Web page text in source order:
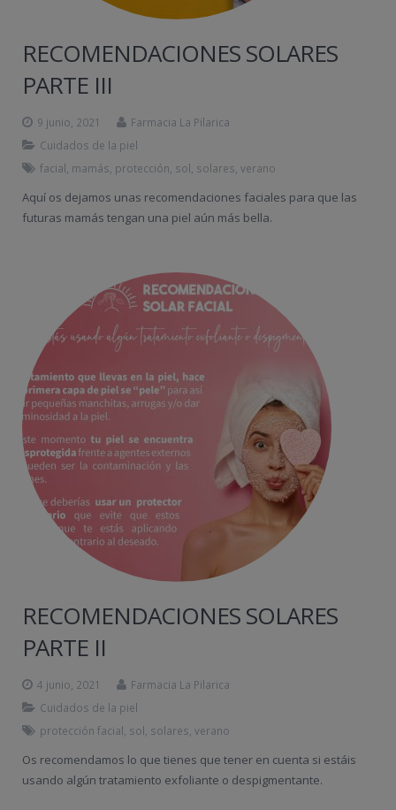
RECOMENDACIONES SOLARES
PARTE III
9 junio, 2021
Farmacia La Pilarica
Cuidados de la piel
facial mamás protección sol solares verano
Aquí os dejamos unas recomendaciones faciales para que las
futuras mamás tengan una piel aún más bella.
RECOMENDACIONES SOLARES
PARTE II
4 junio, 2021
Farmacia La Pilarica
Cuidados de la piel
protección facial sol solares verano
Os recomendamos lo que tienes que tener en cuenta si estáis
usando algún tratamiento exfoliante o despigmentante.